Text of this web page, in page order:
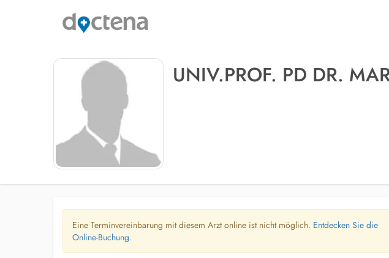
UNIV.PROF. PD DR.
Eine Terminvereinbarung mit diesem Arzt online ist nicht möglich. Entdecken Sie die
Online-Buchung.